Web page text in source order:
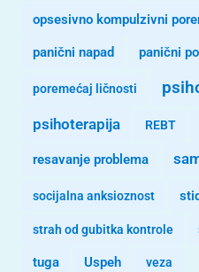
opsesivno kompulzivni
panični napad panični
poremećaj ličnosti
psihoterapija REBT
resavanje problema
socijalna anksioznost stid
strah od gubitka kontrole
tuga Uspeh veza